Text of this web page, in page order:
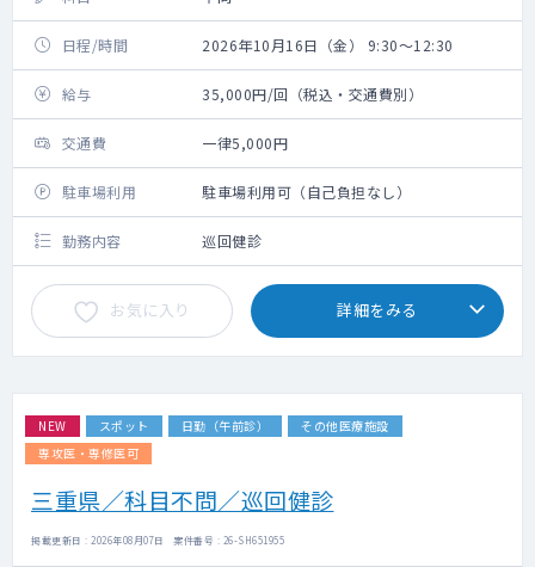
日程/時間 2026年10月16日（金） 9:30～12:30
給与 35,000円/回（税込・交通費別）
交通費 一律5,000円
駐車場利用 駐車場利用可（自己負担なし）
勤務内容 巡回健診
お気に入り 詳細をみる
NEW スポット 日勤（午前診）
その他医療施設
専攻医・専修医可
三重県／科目不問／巡回健診
掲載更新日 : 2026年08月07日 案件番号 : 26-SH651955